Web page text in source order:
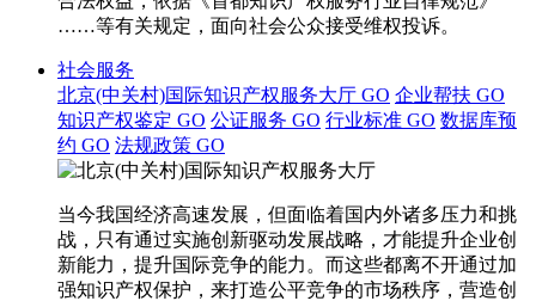
……等有关规定，面向社会公众接受维权投诉。
社会服务
北京(中关村)国际知识产权服务大厅 GO 企业帮扶 GO
知识产权鉴定 GO 公证服务 GO 行业标准 GO 数据库预
约 GO 法规政策 GO
当今我国经济高速发展，但面临着国内外诸多压力和挑
战，只有通过实施创新驱动发展战略，才能提升企业创
新能力，提升国际竞争的能力。而这些都离不开通过加
强知识产权保护，来打造公平竞争的市场秩序，营造创